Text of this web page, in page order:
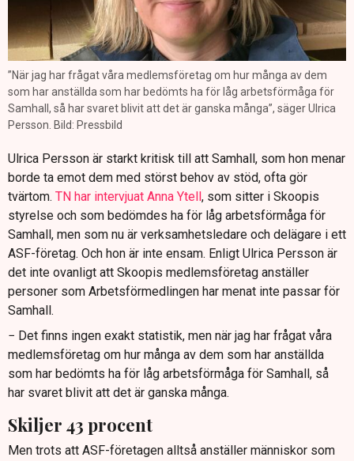
”När jag har frågat våra medlemsföretag om hur många av dem
som har anställda som har bedömts ha för låg arbetsförmåga för
Samhall, så har svaret blivit att det är ganska många”, säger Ulrica
Persson. Bild: Pressbild
Ulrica Persson är starkt kritisk till att Samhall, som hon menar
borde ta emot dem med störst behov av stöd, ofta gör
tvärtom. TN har intervjuat Anna Ytell, som sitter i Skoopis
styrelse och som bedömdes ha för låg arbetsförmåga för
Samhall, men som nu är verksamhetsledare och delägare i ett
ASF-företag. Och hon är inte ensam. Enligt Ulrica Persson är
det inte ovanligt att Skoopis medlemsföretag anställer
personer som Arbetsförmedlingen har menat inte passar för
Samhall.
− Det finns ingen exakt statistik, men när jag har frågat våra
medlemsföretag om hur många av dem som har anställda
som har bedömts ha för låg arbetsförmåga för Samhall, så
har svaret blivit att det är ganska många.
Skiljer 43 procent
Men trots att ASF-företagen alltså anställer människor som